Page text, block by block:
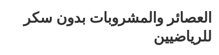
قال
Article
Writer
GPT:
العصائر والمشروبات بدون سكر
للرياضيين